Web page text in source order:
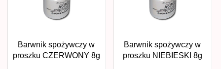
Barwnik spożywczy w
proszku CZERWONY 8g
Barwnik spożywczy w
proszku NIEBIESKI 8g